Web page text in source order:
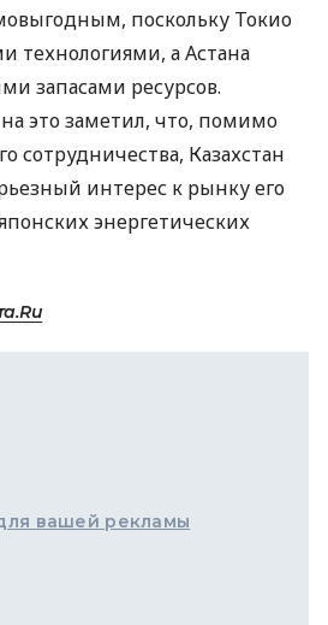
поскольку Токио
технологиями, а Астана
запасами ресурсов.
на это заметил, что, помимо
сотрудничества, Казахстан
интерес к рынку его
энергетических
вашей рекламы